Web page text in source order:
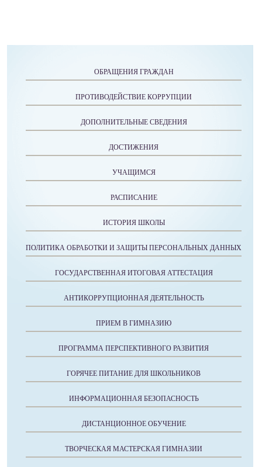
ОБРАЩЕНИЯ ГРАЖДАН
ПРОТИВОДЕЙСТВИЕ КОРРУПЦИИ
ДОПОЛНИТЕЛЬНЫЕ СВЕДЕНИЯ
ДОСТИЖЕНИЯ
УЧАЩИМСЯ
РАСПИСАНИЕ
ИСТОРИЯ ШКОЛЫ
ПОЛИТИКА ОБРАБОТКИ И ЗАЩИТЫ ПЕРСОНАЛЬНЫХ ДАННЫХ
ГОСУДАРСТВЕННАЯ ИТОГОВАЯ АТТЕСТАЦИЯ
АНТИКОРРУПЦИОННАЯ ДЕЯТЕЛЬНОСТЬ
ПРИЕМ В ГИМНАЗИЮ
ПРОГРАММА ПЕРСПЕКТИВНОГО РАЗВИТИЯ
ГОРЯЧЕЕ ПИТАНИЕ ДЛЯ ШКОЛЬНИКОВ
ИНФОРМАЦИОННАЯ БЕЗОПАСНОСТЬ
ДИСТАНЦИОННОЕ ОБУЧЕНИЕ
ТВОРЧЕСКАЯ МАСТЕРСКАЯ ГИМНАЗИИ